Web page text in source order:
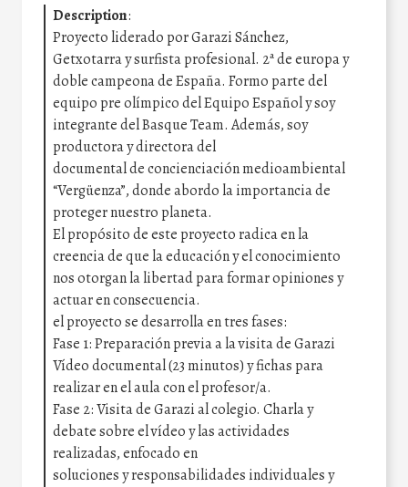
Description:
Proyecto liderado por Garazi Sánchez,
Getxotarra y surfista profesional. 2ª de europa y
doble campeona de España. Formo parte del
equipo pre olímpico del Equipo Español y soy
integrante del Basque Team. Además, soy
productora y directora del
documental de concienciación medioambiental
“Vergüenza”, donde abordo la importancia de
proteger nuestro planeta.
El propósito de este proyecto radica en la
creencia de que la educación y el conocimiento
nos otorgan la libertad para formar opiniones y
actuar en consecuencia.
el proyecto se desarrolla en tres fases:
Fase 1: Preparación previa a la visita de Garazi
Vídeo documental (23 minutos) y fichas para
realizar en el aula con el profesor/a.
Fase 2: Visita de Garazi al colegio. Charla y
debate sobre el vídeo y las actividades
realizadas, enfocado en
soluciones y responsabilidades individuales y